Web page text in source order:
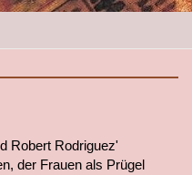
Robert Rodriguez'
der Frauen als Prügel